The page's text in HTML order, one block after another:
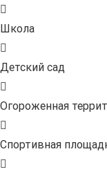
Школа
Детский сад
Огороженная
Спортивная